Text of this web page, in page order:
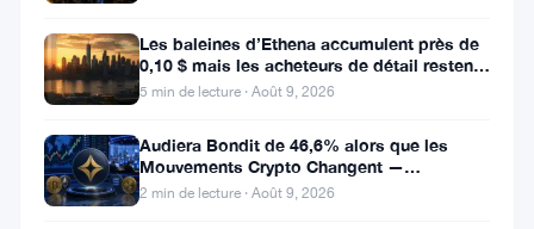
marché
des
cryptomonnaies
connaît
déclin
Les baleines d’Ethena accumulent près de
0,10 $ mais les acheteurs de détail restent
à l’écart
5 min de lecture · Août 9, 2026
Audiera Bondit de 46,6% alors que les
Mouvements Crypto Changent —
Mouvements Quotidiens 9 Août
2 min de lecture · Août 9, 2026